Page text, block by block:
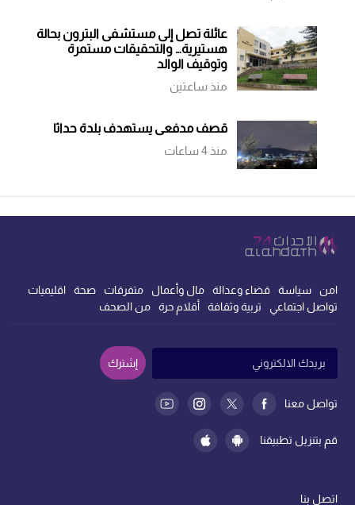
عائلة تصل إلى مستشفى البترون بحالة
هستيرية… والتحقيقات مستمرة
وتوقيف الوالد
منذ ساعتين
قصف مدفعي يستهدف بلدة حداثا
منذ 4 ساعات
امن سياسة قضاء وعدالة مال وأعمال متفرقات صحة
اقليميات
تواصل اجتماعي
تربية وثقافة أقلام حرة من الصحف
قم بتنزيل تطبيقنا
تواصل معنا
إشترك
اتصل بنا